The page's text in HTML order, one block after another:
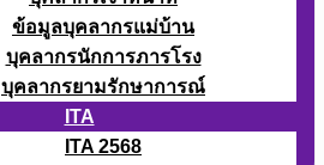
ข้อมูลบุคลากรแม่บ้าน
บุคลากรนักการภารโรง
บุคลากรยามรักษาการณ์
ITA
ITA 2568